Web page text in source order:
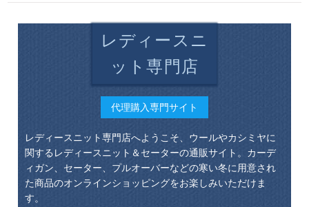
レディースニ
ット専門店
代理購入専門サイト
レディースニット専門店へようこそ、ウールやカシミヤに
関するレディースニット＆セーターの通販サイト。カーデ
ィガン、セーター、プルオーバーなどの寒い冬に用意され
た商品のオンラインショッピングをお楽しみいただけま
す。